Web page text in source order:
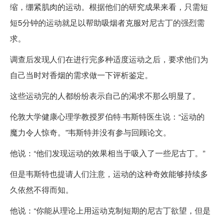
缩，绷紧肌肉的运动。根据他们的研究成果来看，只需短
短5分钟的运动就足以帮助吸烟者克服对尼古丁的强烈需
求。
调查后发现人们在进行完多种适度运动之后，要求他们为
自己当时对香烟的需求做一下评析鉴定。
这些运动完的人都纷纷表示自己的渴求不那么明显了。
伦敦大学健康心理学教授罗伯特·韦斯特医生说：“运动的
魔力令人惊奇。”韦斯特并没有参与回顾论文。
他说：“他们发现运动的效果相当于吸入了一些尼古丁。”
但是韦斯特也提请人们注意，运动的这种奇效能够持续多
久依然不得而知。
他说：“你能从理论上用运动克制短期的尼古丁欲望，但是